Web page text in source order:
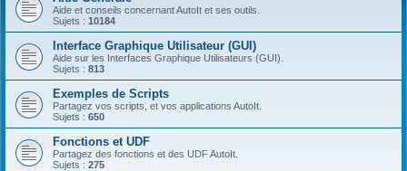
Aide et conseils concernant AutoIt et ses outils.
Sujets : 10184
Interface Graphique Utilisateur (GUI)
Aide sur les Interfaces Graphique Utilisateurs (GUI).
Sujets : 813
Exemples de Scripts
Partagez vos scripts, et vos applications AutoIt.
Sujets : 650
Fonctions et UDF
Partagez des fonctions et des UDF AutoIt.
Sujets : 275